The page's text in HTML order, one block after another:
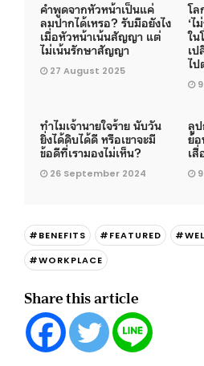
คำพูดจากหัวหน้าเป็นแค่
ลมปากได้เหรอ? รับมือยังไง
เมื่อหัวหน้าเน้นสัญญา แต่
ไม่เน้นรักษาสัญญา
27 August 2025
โล
‘ไ
ใน
เป
ไป
ทำไมเจ้านายใจร้าย นับวัน
ยิ่งได้ดิบได้ดี หรือเขาจะมี
ข้อดีที่เรามองไม่เห็น?
26 September 2024
ลูป
ย้อ
เ
#BENEFITS #FEATURED
#WORKPLACE
Share this article